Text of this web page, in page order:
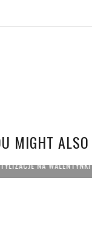
MIGHT
NA WALENTYNKI